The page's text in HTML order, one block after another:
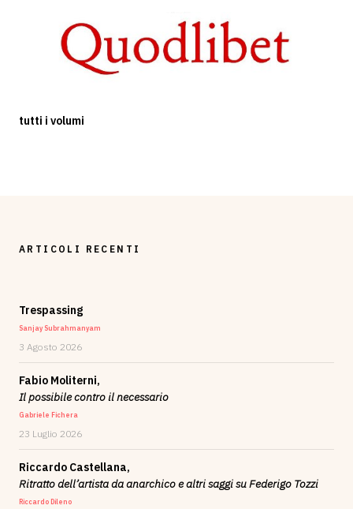
tutti i volumi
ARTICOLI RECENTI
Trespassing
Sanjay Subrahmanyam
3 Agosto 2026
Fabio Moliterni,
Il possibile contro il necessario
Gabriele Fichera
23 Luglio 2026
Riccardo Castellana,
Ritratto dell’artista da anarchico e altri saggi su Federigo Tozzi
Riccardo Dileno